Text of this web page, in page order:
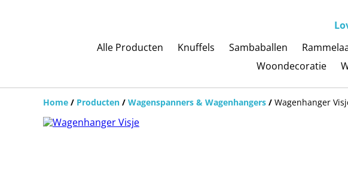
Alle Producten
Knuffels Sambaballen
Woondecoratie
Home / Producten / Wagenspanners & Wagenhangers / Wagenhanger